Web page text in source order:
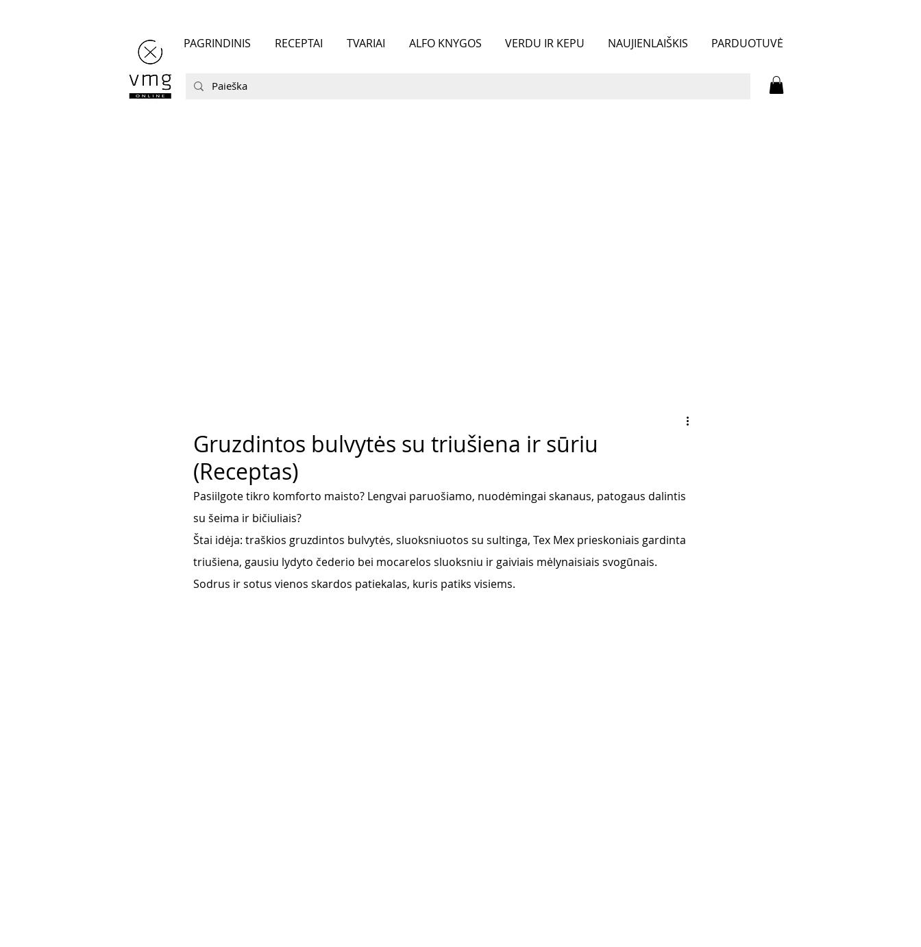
PAGRINDINIS RECEPTAI TVARIAI ALFO KNYGOS VERDU IR KEPU NAUJIENLAIŠKIS PARDUOTUVĖ
Gruzdintos bulvytės su triušiena ir sūriu
(Receptas)
Pasiilgote tikro komforto maisto? Lengvai paruošiamo, nuodėmingai skanaus, patogaus dalintis
su šeima ir bičiuliais?
Štai idėja: traškios gruzdintos bulvytės, sluoksniuotos su sultinga, Tex Mex prieskoniais gardinta
triušiena, gausiu lydyto čederio bei mocarelos sluoksniu ir gaiviais mėlynaisiais svogūnais.
Sodrus ir sotus vienos skardos patiekalas, kuris patiks visiems.